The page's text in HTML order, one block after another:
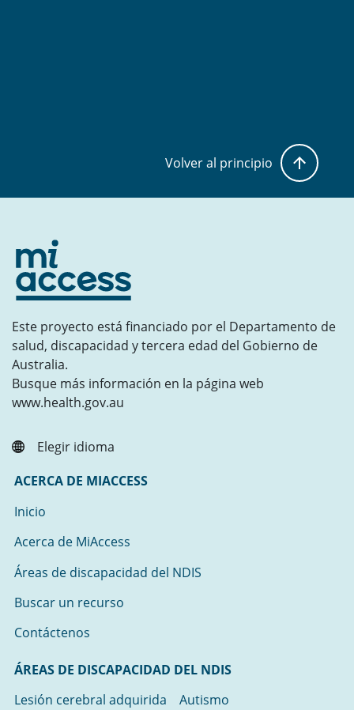
Volver al principio
Este proyecto está financiado por el Departamento de
salud, discapacidad y tercera edad del Gobierno de
Australia.
Busque más información en la página web
www.health.gov.au
Elegir idioma
ACERCA DE MIACCESS
Inicio
Acerca de MiAccess
Áreas de discapacidad del NDIS
Buscar un recurso
Contáctenos
ÁREAS DE DISCAPACIDAD DEL NDIS
Lesión cerebral adquirida
Autismo